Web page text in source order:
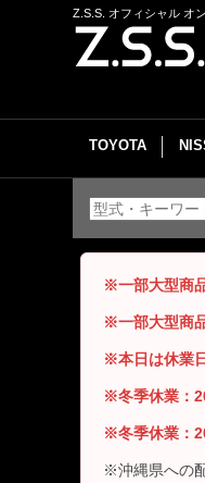
Z.S.S. オフィシャル オ
TOYOTA
※一部大型商
※一部大型商
※本日は休業
※冬季休業：
※冬季休業：
※沖縄県への